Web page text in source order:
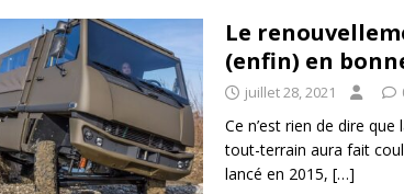
Le
(enfin) en
juillet 28, 2021
Ce n’est rien de dire
tout-terrain aura fait
lancé en 2015, […]